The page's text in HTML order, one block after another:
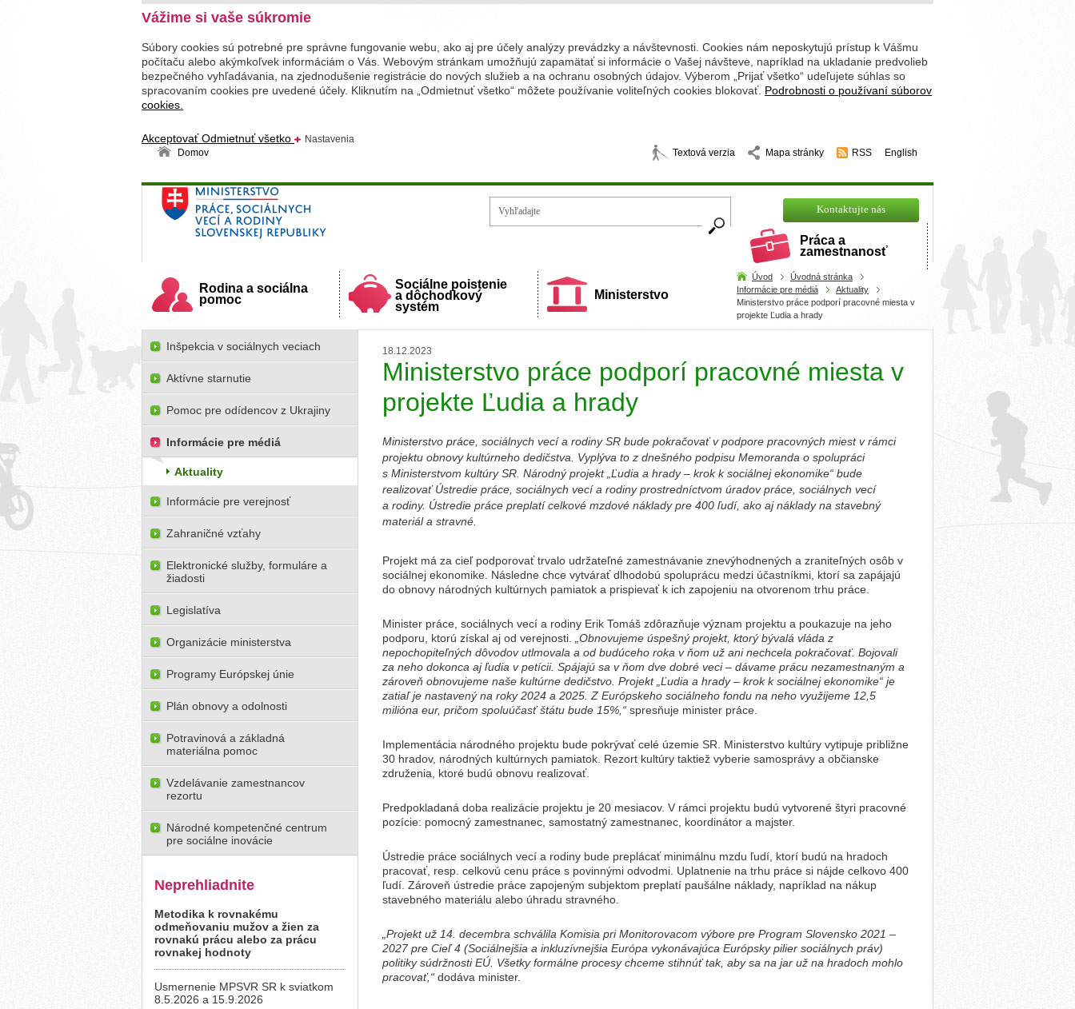
Vážime si vaše súkromie
Súbory cookies sú potrebné pre správne fungovanie webu, ako aj pre účely analýzy prevádzky a návštevnosti. Cookies nám neposkytujú prístup k Vášmu
počítaču alebo akýmkoľvek informáciám o Vás. Webovým stránkam umožňujú zapamätať si informácie o Vašej návšteve, napríklad na ukladanie predvolieb
bezpečného vyhľadávania, na zjednodušenie registrácie do nových služieb a na ochranu osobných údajov. Výberom „Prijať všetko“ udeľujete súhlas so
spracovaním cookies pre uvedené účely. Kliknutím na „Odmietnuť všetko“ môžete používanie voliteľných cookies blokovať. Podrobnosti o používaní súborov
cookies.
AkceptovaťOdmietnuť všetko
Nastavenia
Domov
Textová verzia Mapa stránky RSS English
Ministerstvo práce, sociálnych vecí a rodiny
Slovenskej republiky
Kontaktujte nás
Práca a
zamestnanosť
Rodina a sociálna
pomoc
Sociálne poistenie
a dôchodkový
systém
Ministerstvo
Úvod
Úvodná stránka
Informácie pre médiá
Aktuality
Ministerstvo práce podporí pracovné miesta v
projekte Ľudia a hrady
18.12.2023
Ministerstvo práce podporí pracovné miesta v
projekte Ľudia a hrady
Ministerstvo práce, sociálnych vecí a rodiny SR bude pokračovať v podpore pracovných miest v rámci
projektu obnovy kultúrneho dedičstva. Vyplýva to z dnešného podpisu Memoranda o spolupráci
s Ministerstvom kultúry SR. Národný projekt „Ľudia a hrady – krok k sociálnej ekonomike“ bude
realizovať Ústredie práce, sociálnych vecí a rodiny prostredníctvom úradov práce, sociálnych vecí
a rodiny. Ústredie práce preplatí celkové mzdové náklady pre 400 ľudí, ako aj náklady na stavebný
materiál a stravné.
Projekt má za cieľ podporovať trvalo udržateľné zamestnávanie znevýhodnených a zraniteľných osôb v
sociálnej ekonomike. Následne chce vytvárať dlhodobú spoluprácu medzi účastníkmi, ktorí sa zapájajú
do obnovy národných kultúrnych pamiatok a prispievať k ich zapojeniu na otvorenom trhu práce.
Minister práce, sociálnych vecí a rodiny Erik Tomáš zdôrazňuje význam projektu a poukazuje na jeho
podporu, ktorú získal aj od verejnosti.
„Obnovujeme úspešný projekt, ktorý bývalá vláda z
nepochopiteľných dôvodov utlmovala a od budúceho roka v ňom už ani nechcela pokračovať. Bojovali
za neho dokonca aj ľudia v petícii. Spájajú sa v ňom dve dobré veci – dávame prácu nezamestnaným a
zároveň obnovujeme naše kultúrne dedičstvo. Projekt „Ľudia a hrady – krok k sociálnej ekonomike“ je
zatiaľ je nastavený na roky 2024 a 2025. Z Európskeho sociálneho fondu na neho využijeme 12,5
milióna eur, pričom spoluúčasť štátu bude 15%,“ spresňuje minister práce.
Implementácia národného projektu bude pokrývať celé územie SR. Ministerstvo kultúry vytipuje približne
30 hradov, národných kultúrnych pamiatok. Rezort kultúry taktiež vyberie samosprávy a občianske
združenia, ktoré budú obnovu realizovať.
Predpokladaná doba realizácie projektu je 20 mesiacov. V rámci projektu budú vytvorené štyri pracovné
pozície: pomocný zamestnanec, samostatný zamestnanec, koordinátor a majster.
Ústredie práce sociálnych vecí a rodiny bude preplácať minimálnu mzdu ľudí, ktorí budú na hradoch
pracovať, resp. celkovú cenu práce s povinnými odvodmi. Uplatnenie na trhu práce si nájde celkovo 400
ľudí. Zároveň ústredie práce zapojeným subjektom preplatí paušálne náklady, napríklad na nákup
stavebného materiálu alebo úhradu stravného.
„Projekt už 14. decembra schválila Komisia pri Monitorovacom výbore pre Program Slovensko 2021 –
2027 pre Cieľ 4 (Sociálnejšia a inkluzívnejšia Európa vykonávajúca Európsky pilier sociálnych práv)
politiky súdržnosti EÚ. Všetky formálne procesy chceme stihnúť tak, aby sa na jar už na hradoch mohlo
pracovať,“ dodáva minister.
Inšpekcia v sociálnych veciach
Aktívne starnutie
Pomoc pre odídencov z Ukrajiny
Informácie pre médiá
Aktuality
Informácie pre verejnosť
Zahraničné vzťahy
Elektronické služby, formuláre a
žiadosti
Legislatíva
Organizácie ministerstva
Programy Európskej únie
Plán obnovy a odolnosti
Potravinová a základná
materiálna pomoc
Vzdelávanie zamestnancov
rezortu
Národné kompetenčné centrum
pre sociálne inovácie
Neprehliadnite
Metodika k rovnakému
odmeňovaniu mužov a žien za
rovnakú prácu alebo za prácu
rovnakej hodnoty
Usmernenie MPSVR SR k sviatkom
8.5.2026 a 15.9.2026